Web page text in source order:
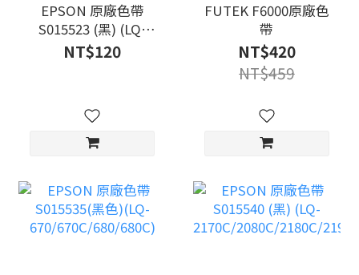
EPSON 原廠色帶
S015523 (黑) (LQ-
300+II)
NT$120
FUTEK F6000原廠色
帶
NT$420
NT$459